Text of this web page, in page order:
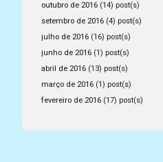
outubro de 2016(14) post(s)
setembro de 2016(4) post(s)
julho de 2016(16) post(s)
junho de 2016(1) post(s)
abril de 2016(13) post(s)
março de 2016(1) post(s)
fevereiro de 2016(17) post(s)